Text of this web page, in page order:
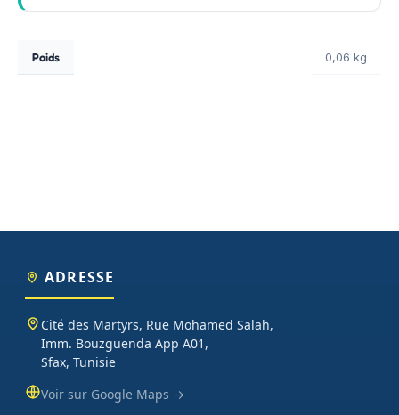
Poids 0,06 kg
ADRESSE
Cité des Martyrs, Rue Mohamed Salah,
Imm. Bouzguenda App A01,
Sfax, Tunisie
Voir sur Google Maps →